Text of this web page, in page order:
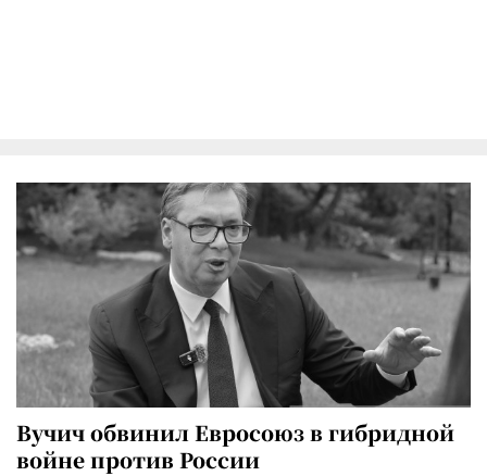
Вучич обвинил Евросоюз в гибридной
войне против России